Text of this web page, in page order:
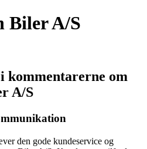
Biler A/S
kommentarerne om
A/S
den gode kundeservice og